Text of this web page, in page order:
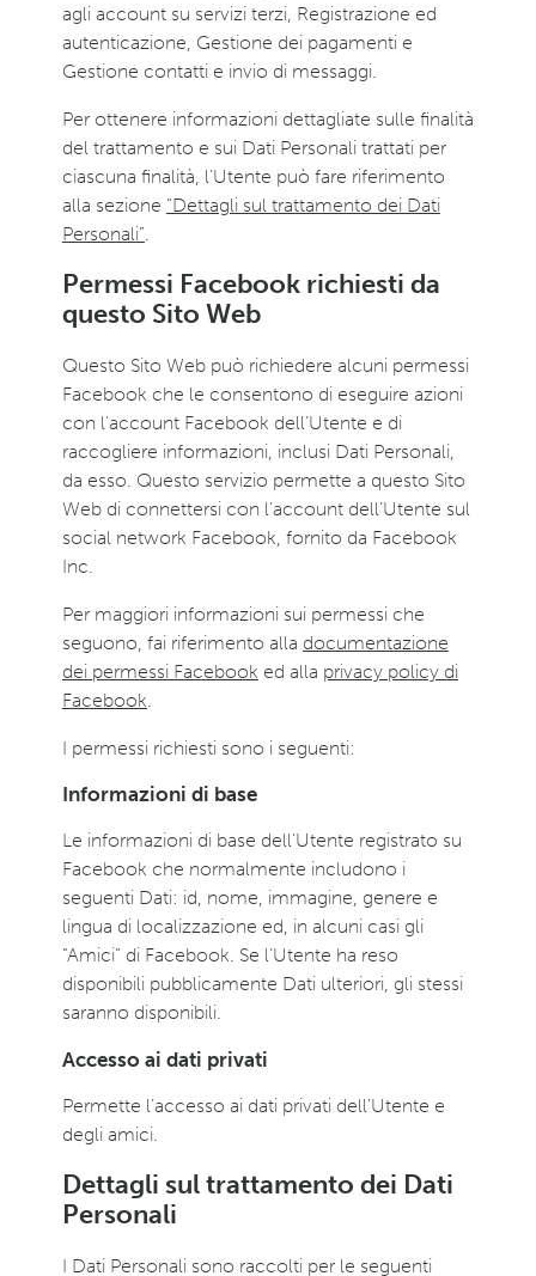
agli account su servizi terzi, Registrazione ed
autenticazione, Gestione dei pagamenti e
Gestione contatti e invio di messaggi.
Per ottenere informazioni dettagliate sulle finalità
del trattamento e sui Dati Personali trattati per
ciascuna finalità, l’Utente può fare riferimento
alla sezione “Dettagli sul trattamento dei Dati
Personali”
Permessi Facebook richiesti da
questo Sito Web
Questo Sito Web può richiedere alcuni permessi
Facebook che le consentono di eseguire azioni
con l’account Facebook dell’Utente e di
raccogliere informazioni, inclusi Dati Personali,
da esso. Questo servizio permette a questo Sito
Web di connettersi con l’account dell’Utente sul
social network Facebook, fornito da Facebook
Inc.
Per maggiori informazioni sui permessi che
seguono, fai riferimento alla documentazione
dei permessi Facebook ed alla privacy policy di
Facebook
I permessi richiesti sono i seguenti:
Informazioni di base
Le informazioni di base dell’Utente registrato su
Facebook che normalmente includono i
seguenti Dati: id, nome, immagine, genere e
lingua di localizzazione ed, in alcuni casi gli
“Amici” di Facebook. Se l’Utente ha reso
disponibili pubblicamente Dati ulteriori, gli stessi
saranno disponibili.
Accesso ai dati privati
Permette l’accesso ai dati privati dell’Utente e
degli amici.
Dettagli sul trattamento dei Dati
Personali
I Dati Personali sono raccolti per le seguenti